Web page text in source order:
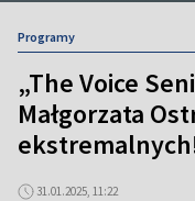
Programy
„The Voice
Małgorzata
31.01.2025, 11:22